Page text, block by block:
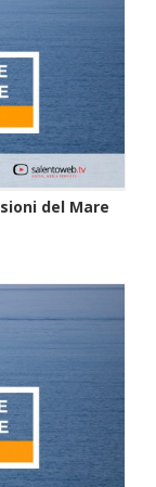
del Mare